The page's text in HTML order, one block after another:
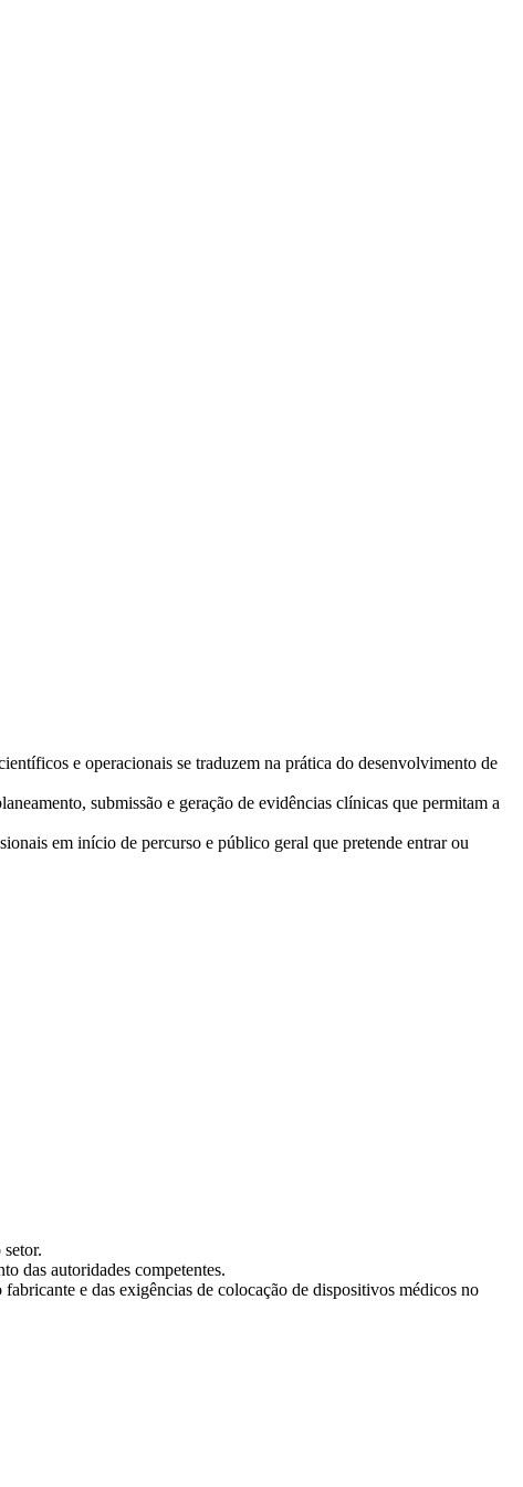
e operacionais se traduzem na prática do desenvolvimento de
submissão e geração de evidências clínicas que permitam a
em início de percurso e público geral que pretende entrar ou
das autoridades competentes.
e das exigências de colocação de dispositivos médicos no